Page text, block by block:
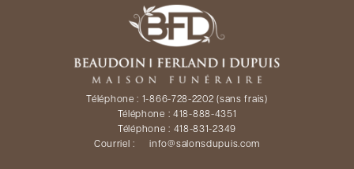
Téléphone : 1-866-728-2202 (sans frais)
Téléphone : 418-888-4351
Téléphone : 418-831-2349
Courriel :info@salonsdupuis.com